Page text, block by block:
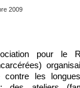
2009
pour
contre les